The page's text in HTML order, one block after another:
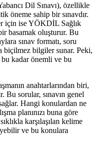
Dil Sınavı), özellikle
öneme sahip bir sınavdır.
için ise YÖKDİL Sağlık
basamak oluşturur. Bu
sınav formatı, soru
biçilmez bilgiler sunar. Peki,
kadar önemli ve bu
anahtarlarından biri,
Bu sorular, sınavın genel
sağlar. Hangi konulardan ne
planınızı buna göre
karşılaşılan kelime
ve bu konulara